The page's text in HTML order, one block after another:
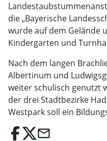
die „Bayerische
wurde auf dem Gelände
Kindergarten und
Nach dem langen
Albertinum und
weiter schulisch genutzt
der drei Stadtbezirke
Westpark soll ein
email